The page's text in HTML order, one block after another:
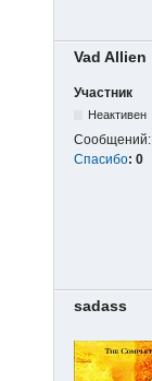
Vad Allien
Участник
Неактивен
Сообщений:
Спасибо: 0
sadass